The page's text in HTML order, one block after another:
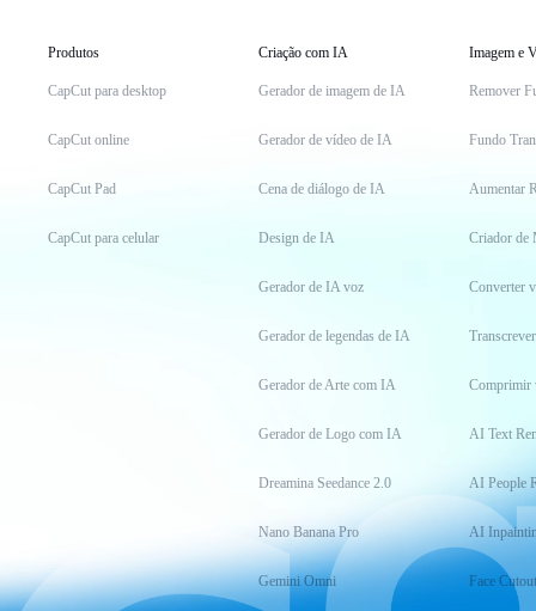
Produtos
CapCut para desktop
CapCut online
CapCut Pad
CapCut para celular
Criação com IA
Gerador de imagem de IA
Gerador de vídeo de IA
Cena de diálogo de IA
Design de IA
Gerador de IA voz
Gerador de legendas de IA
Gerador de Arte com IA
Gerador de Logo com IA
Dreamina Seedance 2.0
Nano Banana Pro
Gemini Omni
Imagem e
Remover
Fundo
Aumentar
Criador de
Converter
Comprimir
AI Text
AI People
AI
Face Cutout